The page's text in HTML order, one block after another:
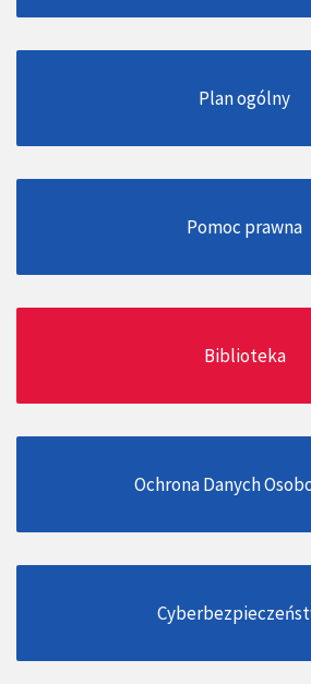
Plan ogólny
Pomoc prawna
Biblioteka
Ochrona Danych